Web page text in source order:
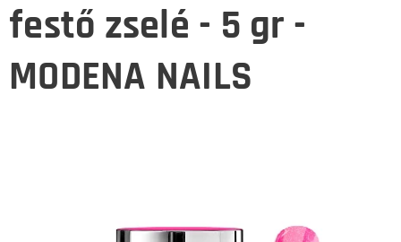
festő zselé - 5 gr -
MODENA NAILS